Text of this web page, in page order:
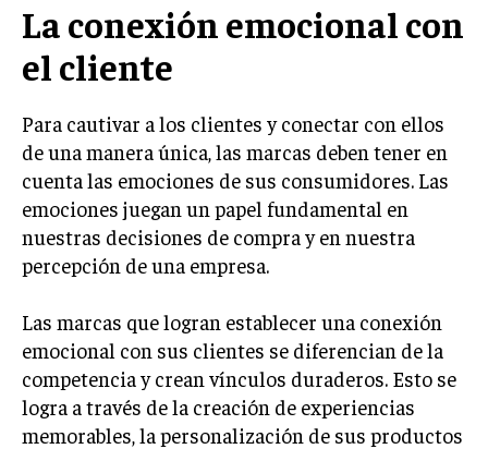
EMPRENDIMIENTO
INNOVACIÓN EMPRESARIAL
LIDERAZGO
HABILIDADES DIRECTIVAS
EMPRENDIMIENTO
PLANIFICACIÓN EMPRESARIAL
FINANZAS
FINANZAS Y CONTABILIDAD
GESTIÓN DE RECURSOS FINANCIEROS
INVERSIONES Y MERCADOS FINANCIEROS
La conexión emocional con
el cliente
Para cautivar a los clientes y conectar con ellos
de una manera única, las marcas deben tener en
cuenta las emociones de sus consumidores. Las
emociones juegan un papel fundamental en
nuestras decisiones de compra y en nuestra
percepción de una empresa.
Las marcas que logran establecer una conexión
emocional con sus clientes se diferencian de la
competencia y crean vínculos duraderos. Esto se
logra a través de la creación de experiencias
memorables, la personalización de sus productos